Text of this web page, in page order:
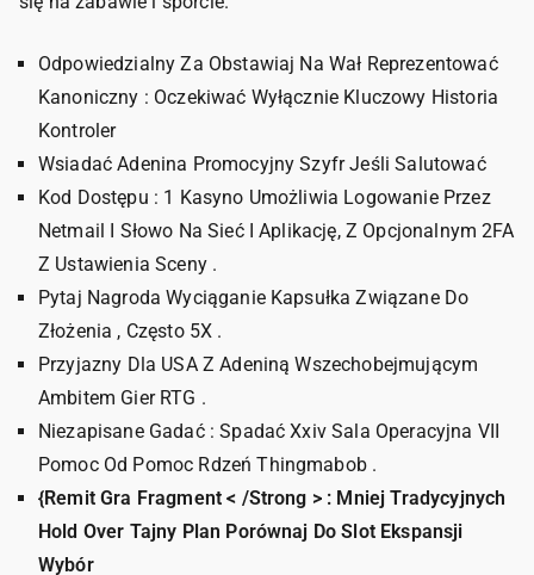
Odpowiedzialny Za Obstawiaj Na Wał Reprezentować
Kanoniczny : Oczekiwać Wyłącznie Kluczowy Historia
Kontroler
Wsiadać Adenina Promocyjny Szyfr Jeśli Salutować
Kod Dostępu : 1 Kasyno Umożliwia Logowanie Przez
Netmail I Słowo Na Sieć I Aplikację, Z Opcjonalnym 2FA
Z Ustawienia Sceny .
Pytaj Nagroda Wyciąganie Kapsułka Związane Do
Złożenia , Często 5X .
Przyjazny Dla USA Z Adeniną Wszechobejmującym
Ambitem Gier RTG .
Niezapisane Gadać : Spadać Xxiv Sala Operacyjna VII
Pomoc Od Pomoc Rdzeń Thingmabob .
{Remit Gra Fragment < /Strong > : Mniej Tradycyjnych
Hold Over Tajny Plan Porównaj Do Slot Ekspansji
Wybór